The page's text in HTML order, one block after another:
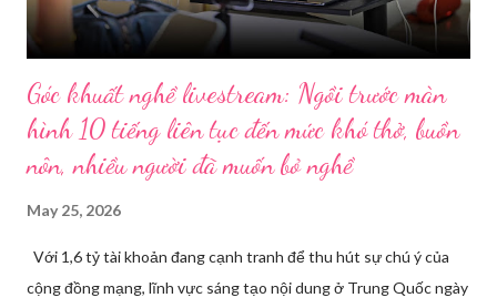
Góc khuất nghề livestream: Ngồi trước màn
hình 10 tiếng liên tục đến mức khó thở, buồn
nôn, nhiều người đã muốn bỏ nghề
May 25, 2026
Với 1,6 tỷ tài khoản đang cạnh tranh để thu hút sự chú ý của
cộng đồng mạng, lĩnh vực sáng tạo nội dung ở Trung Quốc ngày